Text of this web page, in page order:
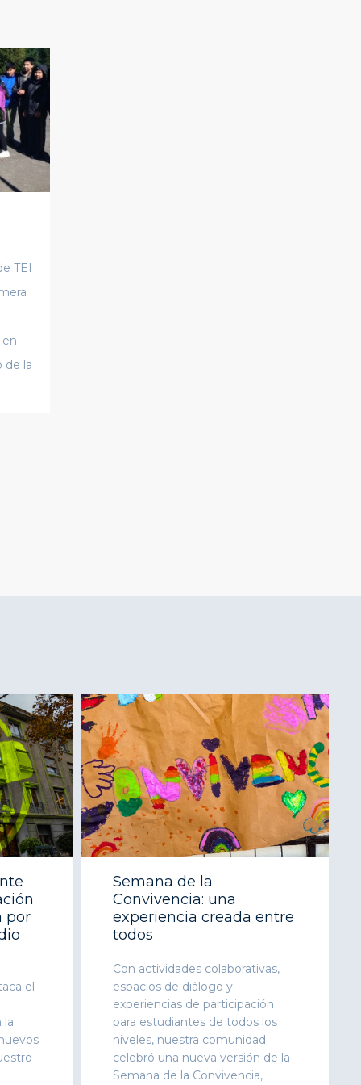
TEI
de la
por
el
la
Semana de la
Convivencia: una
experiencia creada entre
todos
Con actividades colaborativas,
espacios de diálogo y
experiencias de participación
para estudiantes de todos los
niveles, nuestra comunidad
celebró una nueva versión de la
Semana de la Convivencia,